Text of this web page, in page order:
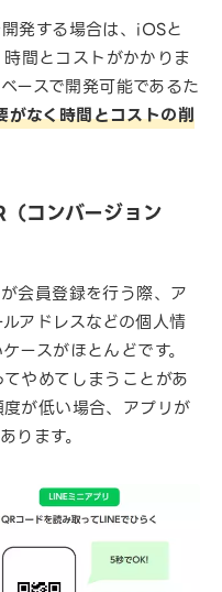
発する場合は、iOSと
間とコストがかかりま
ースで開発可能であるた
なく時間とコストの削
コンバージョン
会員登録を行う際、ア
アドレスなどの個人情
ースがほとんどです。
やめてしまうことがあ
が低い場合、アプリが
ります。